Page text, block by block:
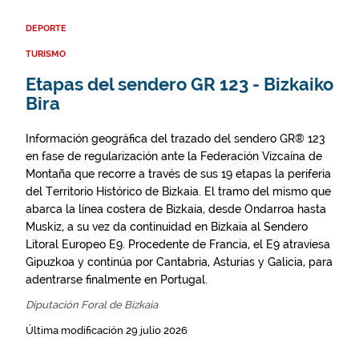
DEPORTE
TURISMO
Etapas del sendero GR 123 - Bizkaiko
Bira
Información geográfica del trazado del sendero GR® 123
en fase de regularización ante la Federación Vizcaína de
Montaña que recorre a través de sus 19 etapas la periferia
del Territorio Histórico de Bizkaia. El tramo del mismo que
abarca la línea costera de Bizkaia, desde Ondarroa hasta
Muskiz, a su vez da continuidad en Bizkaia al Sendero
Litoral Europeo E9. Procedente de Francia, el E9 atraviesa
Gipuzkoa y continúa por Cantabria, Asturias y Galicia, para
adentrarse finalmente en Portugal.
Diputación Foral de Bizkaia
Última modificación 29 julio 2026